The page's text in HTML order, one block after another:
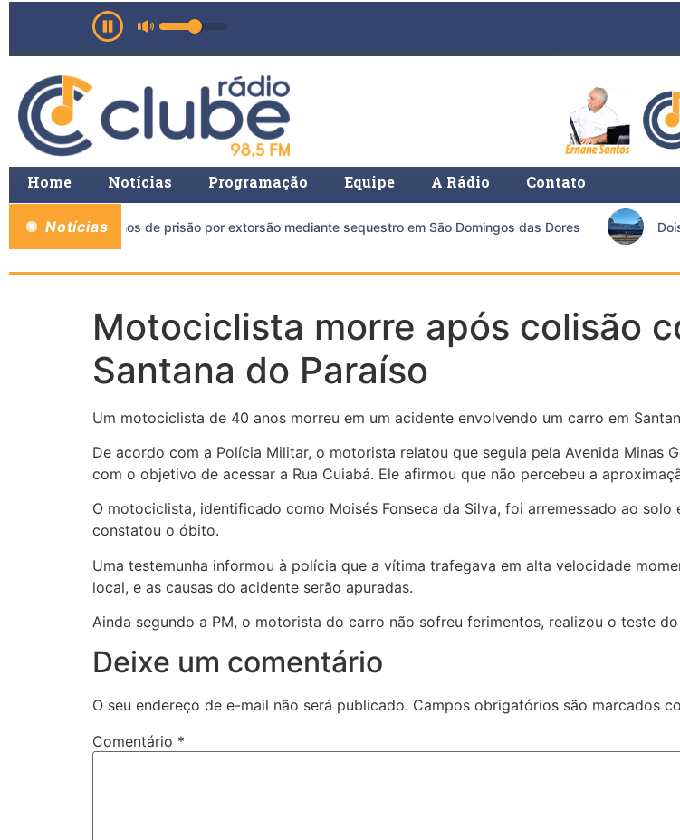
Home Notícias Programação Equipe A Rádio Contato
Notícias
a mais de 11 anos de prisão por extorsão mediante sequestro em São Domingos das Dores Dois
Motociclista morre após colisão
Santana do Paraíso
Um motociclista de 40 anos morreu em um acidente envolvendo um carro em
De acordo com a Polícia Militar, o motorista relatou que seguia pela Avenida Minas
com o objetivo de acessar a Rua Cuiabá. Ele afirmou que não percebeu a
O motociclista, identificado como Moisés Fonseca da Silva, foi arremessado ao
constatou o óbito.
Uma testemunha informou à polícia que a vítima trafegava em alta velocidade
local, e as causas do acidente serão apuradas.
Ainda segundo a PM, o motorista do carro não sofreu ferimentos, realizou o teste
Deixe um comentário
O seu endereço de e-mail não será publicado. Campos obrigatórios são marcados
Comentário *